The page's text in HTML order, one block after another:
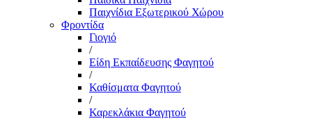
Παιχνίδια Εξωτερικού Χώρου
Φροντίδα
Γιογιό
/
Είδη Εκπαίδευσης Φαγητού
/
Καθίσματα Φαγητού
/
Καρεκλάκια Φαγητού